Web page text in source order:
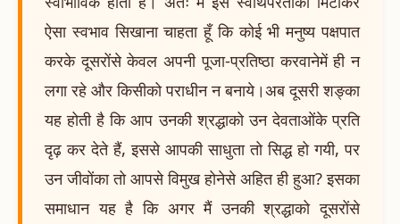
ऐसा स्वभाव सिखाना चाहता हूँ कि कोई भी मनुष्य पक्षपात
करके दूसरोंसे केवल अपनी पूजा-प्रतिष्ठा करवानेमें ही न
लगा रहे और किसीको पराधीन न बनाये।अब दूसरी शङ्का
यह होती है कि आप उनकी श्रद्धाको उन देवताओंके प्रति
दृढ़ कर देते हैं, इससे आपकी साधुता तो सिद्ध हो गयी, पर
उन जीवोंका तो आपसे विमुख होनेसे अहित ही हुआ? इसका
समाधान यह है कि अगर मैं उनकी श्रद्धाको दूसरोंसे